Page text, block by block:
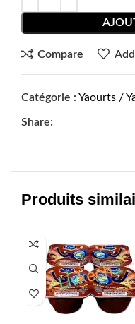
Compare
Catégorie : Yaourts /
Share:
Produits